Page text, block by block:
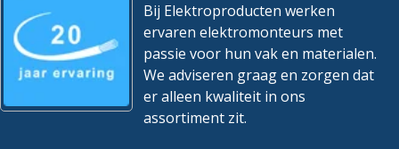
Bij Elektroproducten werken
ervaren elektromonteurs met
passie voor hun vak en materialen.
We adviseren graag en zorgen dat
er alleen kwaliteit in ons
assortiment zit.